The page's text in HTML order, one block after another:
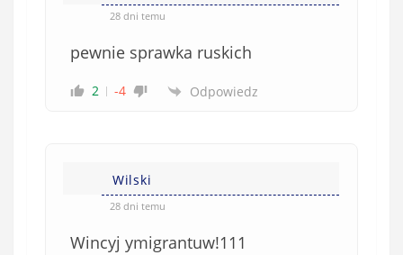
28 dni temu
pewnie sprawka ruskich
2 -4 Odpowiedz
Wilski
28 dni temu
Wincyj ymigrantuw!111